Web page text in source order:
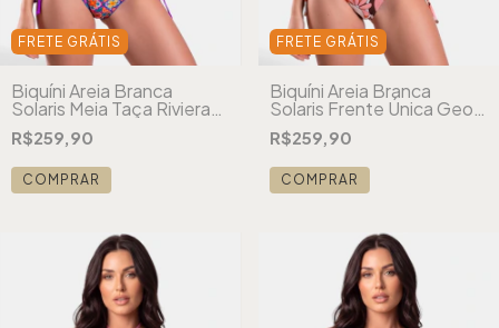
FRETE GRÁTIS
Biquíni Areia Branca
Solaris Meia Taça Riviera
Azul
R$259,90
COMPRAR
FRETE GRÁTIS
Biquíni Areia Branca
Solaris Frente Única Geo
Marrom
R$259,90
COMPRAR